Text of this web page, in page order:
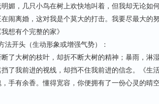
，几只小鸟在树上欢快地叫着，但我却无论如
闹离婚，这对我是个莫大的打击。我要尽最大的
想有个完整的家》
开头（生动形象或增强气势）：
大树的枝叶，却折不断大树的精神；暴雨，淋
了我前进的视线，却挡不住我前进的信念。《生
有余香。懂得宽容，你便拥有了一份心灵的晴